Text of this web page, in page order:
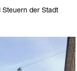
Steuern der Stadt